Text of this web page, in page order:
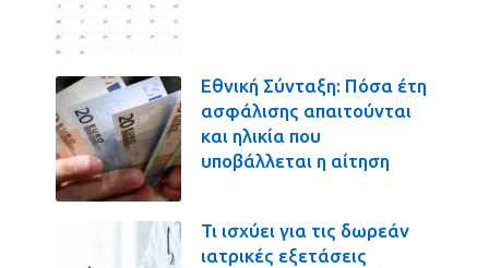
Εθνική Σύνταξη: Πόσα έτη
ασφάλισης απαιτούνται
και ηλικία που
υποβάλλεται η αίτηση
Τι ισχύει για τις δωρεάν
ιατρικές εξετάσεις